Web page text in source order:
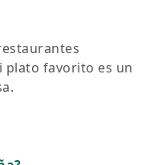
plato favorito es un